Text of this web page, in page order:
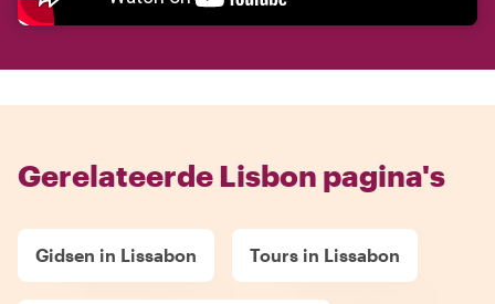
Gerelateerde Lisbon pagina's
Gidsen in Lissabon Tours in Lissabon